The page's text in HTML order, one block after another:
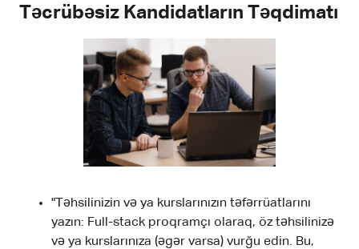
Təcrübəsiz Kandidatların Təqdimatı
"Təhsilinizin və ya kurslarınızın təfərrüatlarını
yazın: Full-stack proqramçı olaraq, öz təhsilinizə
və ya kurslarınıza (əgər varsa) vurğu edin. Bu,